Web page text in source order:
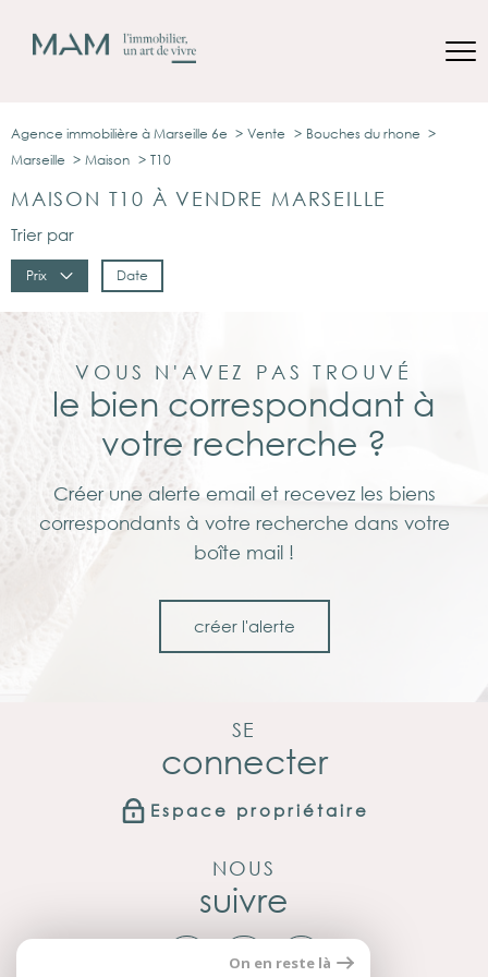
Agence immobilière à Marseille 6e Vente
Bouches du rhone
Marseille
Maison T10
MAISON T10 À VENDRE MARSEILLE
Trier par
Prix Date
VOUS N'AVEZ PAS TROUVÉ
le bien correspondant à
votre recherche ?
Créer une alerte email et recevez les biens
correspondants à votre recherche dans votre
boîte mail !
créer l'alerte
SE
connecter
Espace propriétaire
NOUS
suivre
On en reste là